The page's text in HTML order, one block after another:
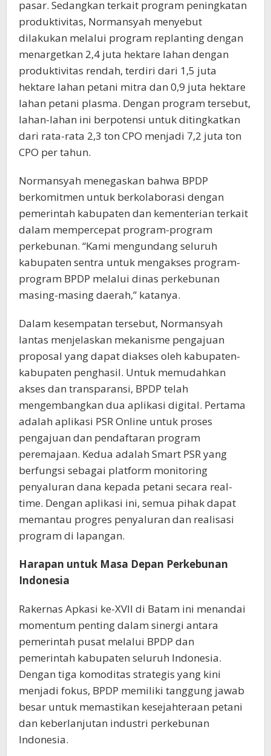
pasar. Sedangkan terkait program peningkatan
produktivitas, Normansyah menyebut
dilakukan melalui program replanting dengan
menargetkan 2,4 juta hektare lahan dengan
produktivitas rendah, terdiri dari 1,5 juta
hektare lahan petani mitra dan 0,9 juta hektare
lahan petani plasma. Dengan program tersebut,
lahan-lahan ini berpotensi untuk ditingkatkan
dari rata-rata 2,3 ton CPO menjadi 7,2 juta ton
CPO per tahun.
Normansyah menegaskan bahwa BPDP
berkomitmen untuk berkolaborasi dengan
pemerintah kabupaten dan kementerian terkait
dalam mempercepat program-program
perkebunan. “Kami mengundang seluruh
kabupaten sentra untuk mengakses program-
program BPDP melalui dinas perkebunan
masing-masing daerah,” katanya.
Dalam kesempatan tersebut, Normansyah
lantas menjelaskan mekanisme pengajuan
proposal yang dapat diakses oleh kabupaten-
kabupaten penghasil. Untuk memudahkan
akses dan transparansi, BPDP telah
mengembangkan dua aplikasi digital. Pertama
adalah aplikasi PSR Online untuk proses
pengajuan dan pendaftaran program
peremajaan. Kedua adalah Smart PSR yang
berfungsi sebagai platform monitoring
penyaluran dana kepada petani secara real-
time. Dengan aplikasi ini, semua pihak dapat
memantau progres penyaluran dan realisasi
program di lapangan.
Harapan untuk Masa Depan Perkebunan
Indonesia
Rakernas Apkasi ke-XVII di Batam ini menandai
momentum penting dalam sinergi antara
pemerintah pusat melalui BPDP dan
pemerintah kabupaten seluruh Indonesia.
Dengan tiga komoditas strategis yang kini
menjadi fokus, BPDP memiliki tanggung jawab
besar untuk memastikan kesejahteraan petani
dan keberlanjutan industri perkebunan
Indonesia.